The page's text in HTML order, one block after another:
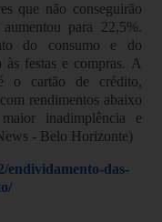
que não conseguirão
para 22,5%.
do consumo e do
festas e compras. A
o cartão de crédito,
rendimentos abaixo
inadimplência e
- Belo Horizonte)
endividamento-das-